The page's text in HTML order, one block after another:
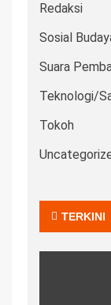
Redaksi
Sosial
Suara
Teknologi/
Tokoh
TERKINI